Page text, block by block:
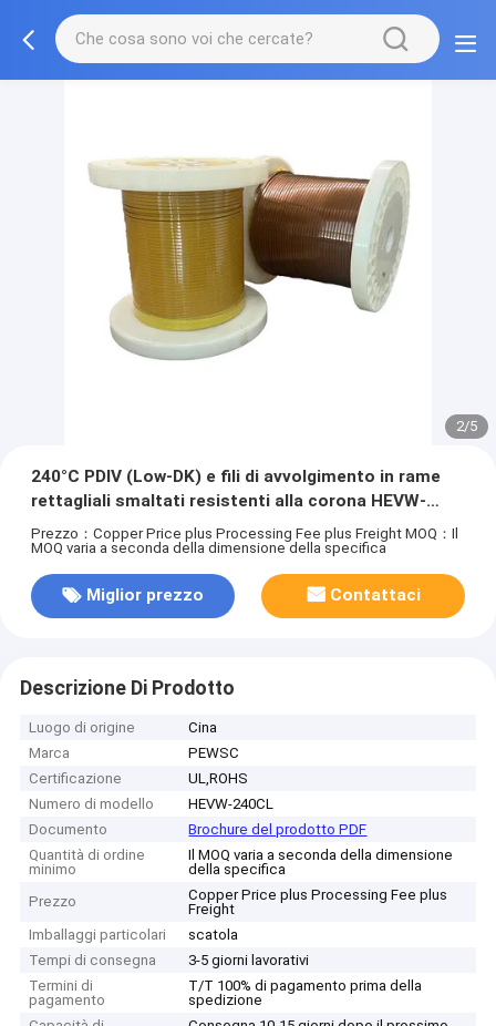
2/5
240°C PDIV (Low-DK) e fili di avvolgimento in rame
rettagliali smaltati resistenti alla corona HEVW-
240CL
Prezzo：Copper Price plus Processing Fee plus Freight MOQ：Il
MOQ varia a seconda della dimensione della specifica
Miglior prezzo Contattaci
Descrizione Di Prodotto
Luogo di origine
Cina
Marca
PEWSC
Certificazione
UL,ROHS
Numero di modello
HEVW-240CL
Documento
Brochure del prodotto PDF
Quantità di ordine
minimo
Il MOQ varia a seconda della dimensione
della specifica
Prezzo
Copper Price plus Processing Fee plus
Freight
Imballaggi particolari
scatola
Tempi di consegna
3-5 giorni lavorativi
Termini di
pagamento
T/T 100% di pagamento prima della
spedizione